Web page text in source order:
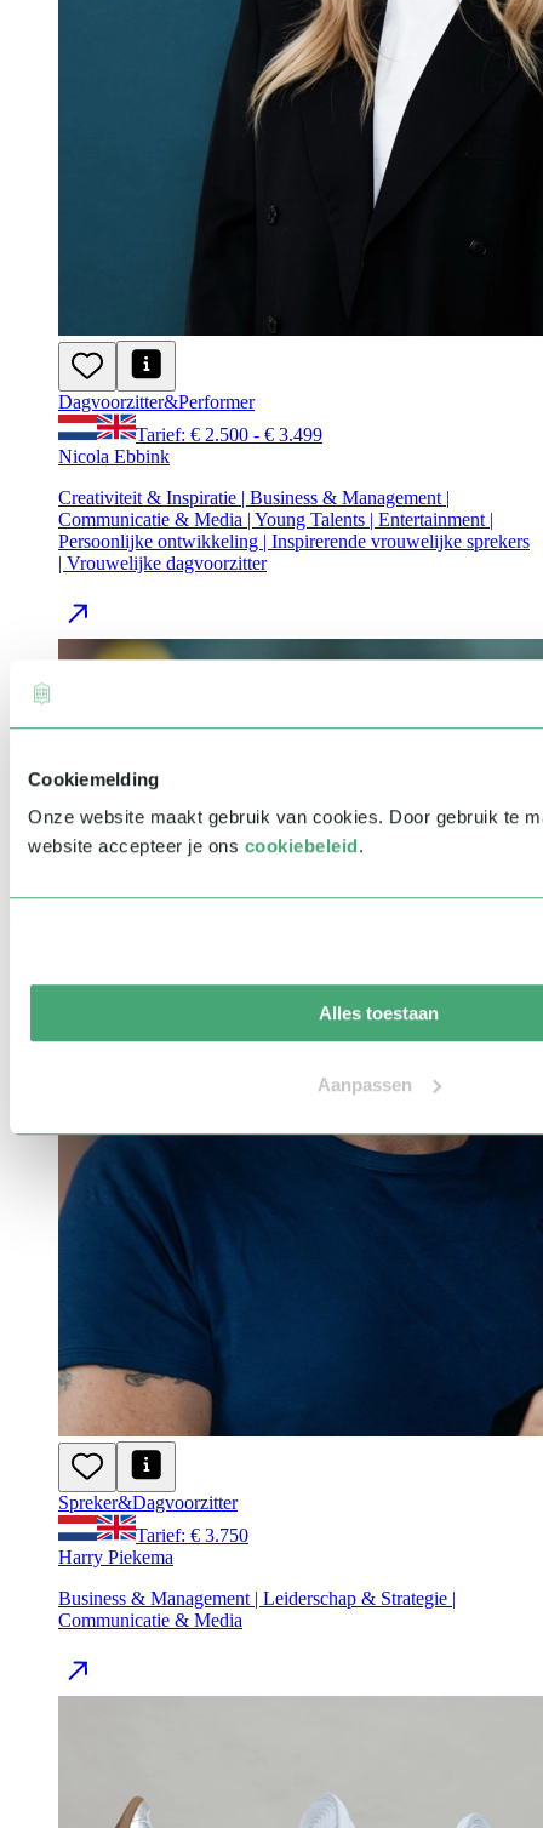
Cookiemelding
Onze website maakt gebruik van cookies. Door gebruik te
website accepteer je ons cookiebeleid.
Alles toestaan
Aanpassen
Dagvoorzitter&Performer
Tarief: € 2.500 - € 3.499
Nicola Ebbink
Creativiteit & Inspiratie | Business & Management |
Communicatie & Media | Young Talents | Entertainment |
Persoonlijke ontwikkeling | Inspirerende vrouwelijke sprekers
| Vrouwelijke dagvoorzitter
Spreker&Dagvoorzitter
Tarief: € 3.750
Harry Piekema
Business & Management | Leiderschap & Strategie |
Communicatie & Media